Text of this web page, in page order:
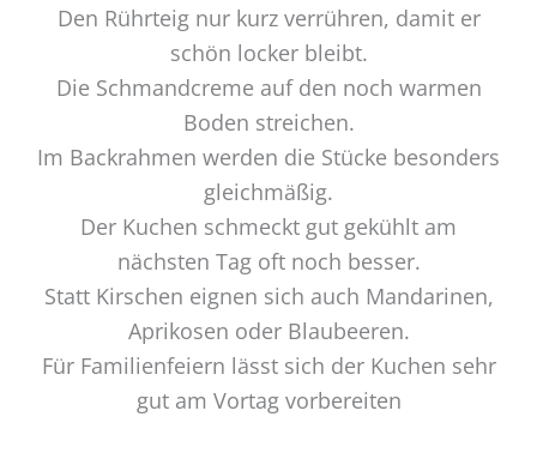
Den Rührteig nur kurz verrühren, damit er
schön locker bleibt.
Die Schmandcreme auf den noch warmen
Boden streichen.
Im Backrahmen werden die Stücke besonders
gleichmäßig.
Der Kuchen schmeckt gut gekühlt am
nächsten Tag oft noch besser.
Statt Kirschen eignen sich auch Mandarinen,
Aprikosen oder Blaubeeren.
Für Familienfeiern lässt sich der Kuchen sehr
gut am Vortag vorbereiten